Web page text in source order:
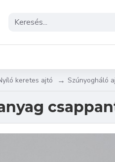
keretes ajtó Szúnyogháló